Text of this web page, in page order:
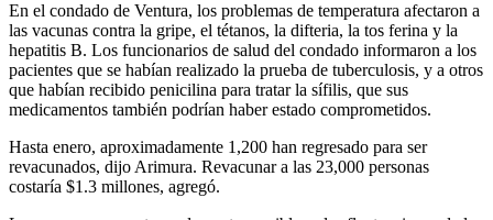
En el condado de Ventura, los problemas de temperatura afectaron a
las vacunas contra la gripe, el tétanos, la difteria, la tos ferina y la
hepatitis B. Los funcionarios de salud del condado informaron a los
pacientes que se habían realizado la prueba de tuberculosis, y a otros
que habían recibido penicilina para tratar la sífilis, que sus
medicamentos también podrían haber estado comprometidos.
Hasta enero, aproximadamente 1,200 han regresado para ser
revacunados, dijo Arimura. Revacunar a las 23,000 personas
costaría $1.3 millones, agregó.